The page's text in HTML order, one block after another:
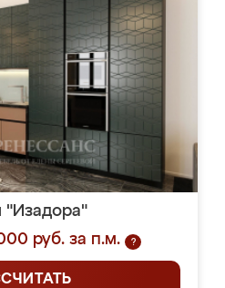
"Изадора"
руб. за п.м.
?